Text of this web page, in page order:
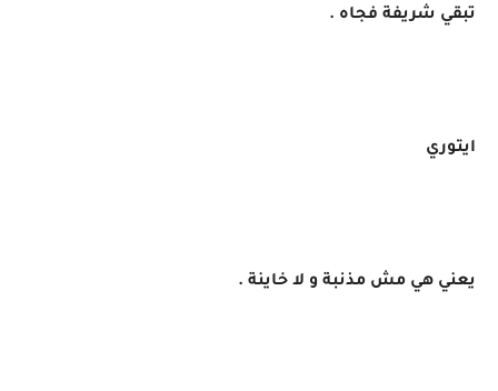
تبقي شريفة فجاه .
ايتوري
يعني هي مش مذنبة و لا خاينة .